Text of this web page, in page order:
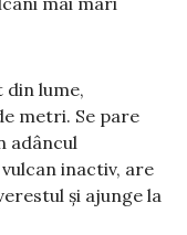
din lume,
metri. Se pare
adâncul
inactiv, are
și ajunge la